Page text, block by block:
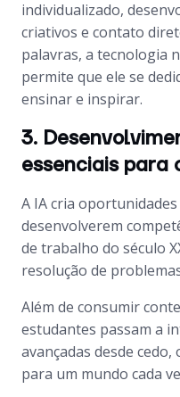
individualizado,
criativos e contato
palavras, a tecnologia
permite que ele se
ensinar e inspirar.
3.
essenciais para
A IA cria
desenvolverem
de trabalho do século
resolução de
Além de consumir
estudantes passam a
avançadas desde
para um mundo cada